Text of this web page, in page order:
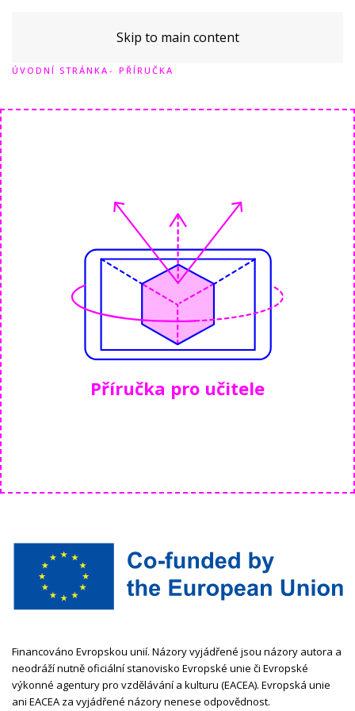
Skip to main content
ÚVODNÍ STRÁNKA PŘÍRUČKA
Příručka pro učitele
Financováno Evropskou unií. Názory vyjádřené jsou názory autora a
neodráží nutně oficiální stanovisko Evropské unie či Evropské
výkonné agentury pro vzdělávání a kulturu (EACEA). Evropská unie
ani EACEA za vyjádřené názory nenese odpovědnost.